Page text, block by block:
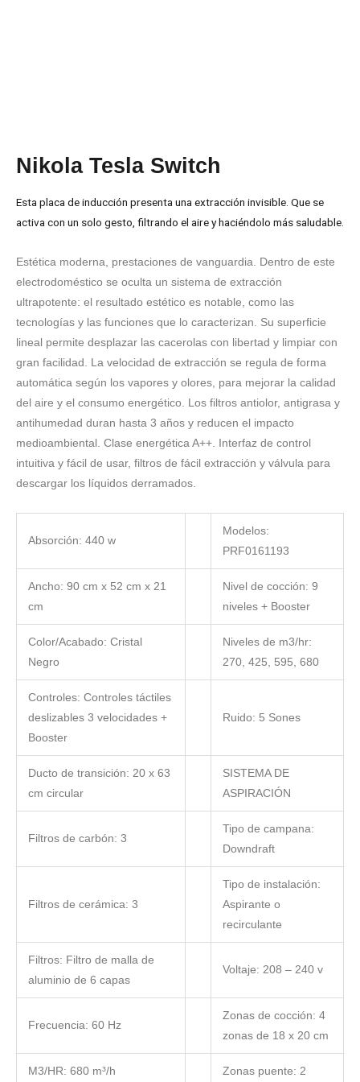
Nikola Tesla Switch
Esta placa de inducción presenta una extracción invisible. Que se
activa con un solo gesto, filtrando el aire y haciéndolo más saludable.
Estética moderna, prestaciones de vanguardia. Dentro de este
electrodoméstico se oculta un sistema de extracción
ultrapotente: el resultado estético es notable, como las
tecnologías y las funciones que lo caracterizan. Su superficie
lineal permite desplazar las cacerolas con libertad y limpiar con
gran facilidad. La velocidad de extracción se regula de forma
automática según los vapores y olores, para mejorar la calidad
del aire y el consumo energético. Los filtros antiolor, antigrasa y
antihumedad duran hasta 3 años y reducen el impacto
medioambiental. Clase energética A++. Interfaz de control
intuitiva y fácil de usar, filtros de fácil extracción y válvula para
descargar los líquidos derramados.
Absorción: 440 w
Modelos:
PRF0161193
Ancho: 90 cm x 52 cm x 21
cm
Nivel de cocción: 9
niveles + Booster
Color/Acabado: Cristal
Negro
Niveles de m3/hr:
270, 425, 595, 680
Controles: Controles táctiles
deslizables 3 velocidades +
Booster
Ruido: 5 Sones
Ducto de transición: 20 x 63
cm circular
SISTEMA DE
ASPIRACIÓN
Filtros de carbón: 3
Tipo de campana:
Downdraft
Filtros de cerámica: 3
Tipo de instalación:
Aspirante o
recirculante
Filtros: Filtro de malla de
aluminio de 6 capas
Voltaje: 208 – 240 v
Frecuencia: 60 Hz
Zonas de cocción: 4
zonas de 18 x 20 cm
M3/HR: 680 m³/h Zonas puente: 2